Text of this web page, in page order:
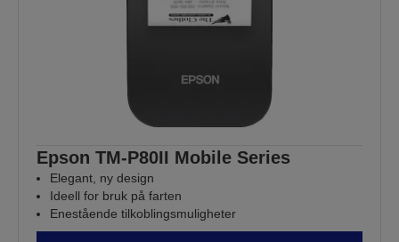
Epson TM-P80II Mobile Series
Elegant, ny design
Ideell for bruk på farten
Enestående tilkoblingsmuligheter